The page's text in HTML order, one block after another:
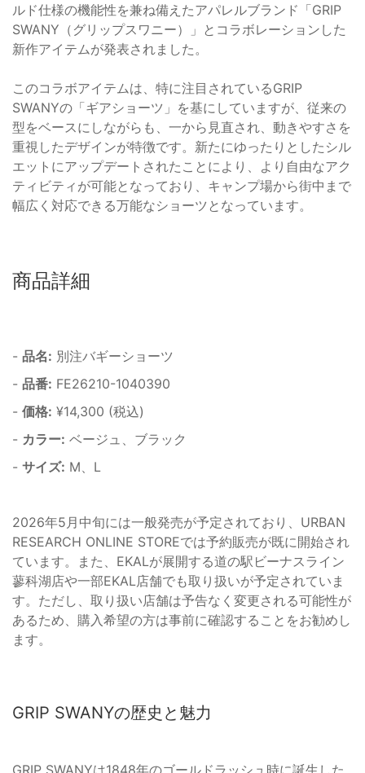
ルド仕様の機能性を兼ね備えたアパレルブランド「GRIP
SWANY（グリップスワニー）」とコラボレーションした
新作アイテムが発表されました。
このコラボアイテムは、特に注目されているGRIP
SWANYの「ギアショーツ」を基にしていますが、従来の
型をベースにしながらも、一から見直され、動きやすさを
重視したデザインが特徴です。新たにゆったりとしたシル
エットにアップデートされたことにより、より自由なアク
ティビティが可能となっており、キャンプ場から街中まで
幅広く対応できる万能なショーツとなっています。
商品詳細
- 品名: 別注バギーショーツ
- 品番: FE26210-1040390
- 価格: ¥14,300 (税込)
- カラー: ベージュ、ブラック
- サイズ: M、L
2026年5月中旬には一般発売が予定されており、URBAN
RESEARCH ONLINE STOREでは予約販売が既に開始され
ています。また、EKALが展開する道の駅ビーナスライン
蓼科湖店や一部EKAL店舗でも取り扱いが予定されていま
す。ただし、取り扱い店舗は予告なく変更される可能性が
あるため、購入希望の方は事前に確認することをお勧めし
ます。
GRIP SWANYの歴史と魅力